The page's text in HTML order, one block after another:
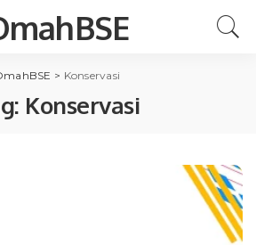
> Konservasi
Konservasi